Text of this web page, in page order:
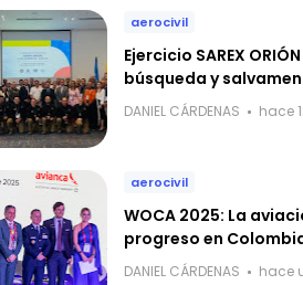
aerocivil
Ejercicio SAREX
búsqueda y
DANIEL CÁRDENAS hace
aerocivil
WOCA 2025: La
progreso en
DANIEL CÁRDENAS hace